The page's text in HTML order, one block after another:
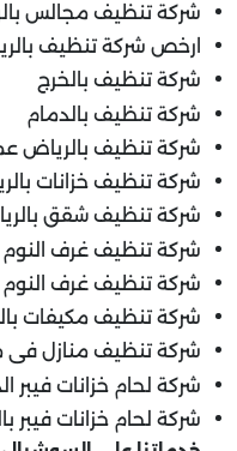
شركة تنظيف مجالس
ارخص شركة تنظيف
شركة تنظيف بالخرج
شركة تنظيف بالدمام
شركة تنظيف بالرياض
شركة تنظيف خزانات
شركة تنظيف شقق
شركة تنظيف غرف
شركة تنظيف غرف
شركة تنظيف مكيفات
شركة تنظيف منازل فى
شركة لحام خزانات فيبر
شركة لحام خزانات فيبر